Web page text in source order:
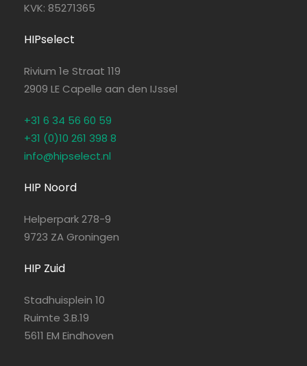
KVK: 85271365
HIPselect
Rivium 1e Straat 119
2909 LE Capelle aan den IJssel
+31 6 34 56 60 59
+31 (0)10 261 398 8
info@hipselect.nl
HIP Noord
Helperpark 278-9
9723 ZA Groningen
HIP Zuid
Stadhuisplein 10
Ruimte 3.B.19
5611 EM Eindhoven